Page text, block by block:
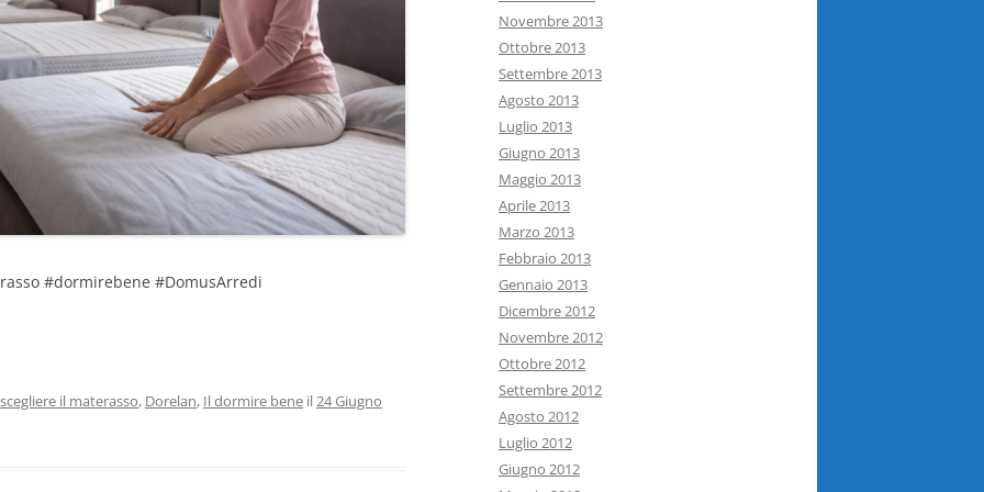
#dormirebene #DomusArredi
il materasso, Dorelan, Il dormire bene il24 Giugno
Novembre 2013
Ottobre 2013
Settembre 2013
Agosto 2013
Luglio 2013
Giugno 2013
Maggio 2013
Aprile 2013
Marzo 2013
Febbraio 2013
Gennaio 2013
Dicembre 2012
Novembre 2012
Ottobre 2012
Settembre 2012
Agosto 2012
Luglio 2012
Giugno 2012